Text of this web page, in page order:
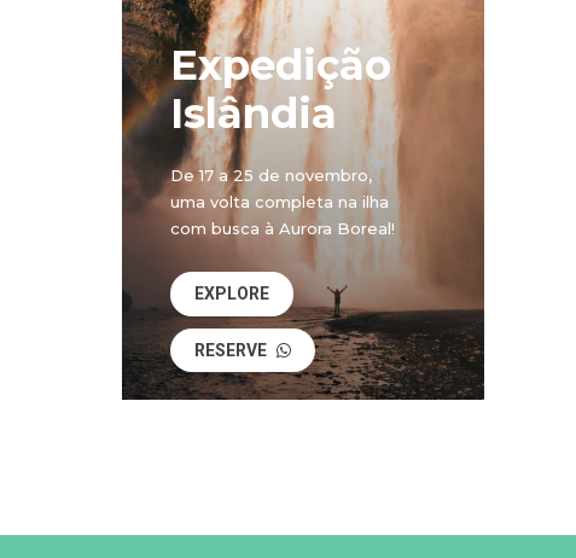
Expedição
Islândia
De 17 a 25 de novembro,
uma volta completa na ilha
com busca à Aurora Boreal!
EXPLORE
RESERVE